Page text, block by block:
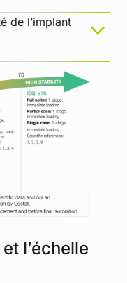
de l’implant
l’échelle